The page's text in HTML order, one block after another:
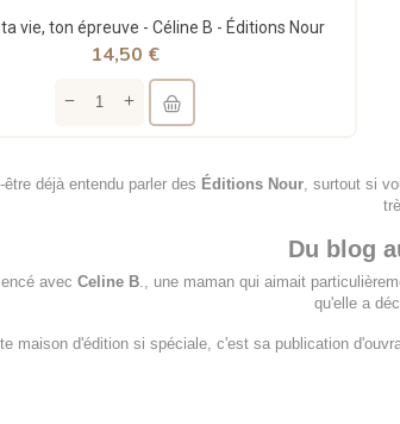
vie, ton épreuve - Céline B - Éditions Nour
14,50 €
déjà entendu parler des Éditions Nour , surtout si
Du blog
avec Celine B ., une maman qui aimait
qu'elle a
maison d'édition si spéciale, c'est sa publication